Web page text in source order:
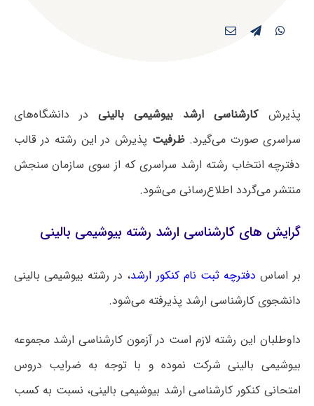
پذیرشکارشناسی ارشد بیوشیمی بالینی در دانشگاه‌های
سراسری صورت می‌گیرد.ظرفیت پذیرش در این رشته در قالب
دفترچه انتخاب رشته ارشد سراسری که از سوی سازمان سنجش
منتشر می‌گردد اطلاع‌رسانی می‌شود.
گرایش های کارشناسی ارشد رشته بیوشیمی بالینی
بر اساس دفترچه ثبت نام کنکور ارشد، در رشته بیوشیمی بالینی
دانشجوی کارشناسی ارشد پذیرفته می‌شود.
داوطلبان این رشته لازم است در آزمون کارشناسی ارشد مجموعه
بیوشیمی بالینی شرکت نموده و با توجه به ضرایب دروس
امتحانی کنکور کارشناسی ارشد بیوشیمی بالینی، نسبت به کسب